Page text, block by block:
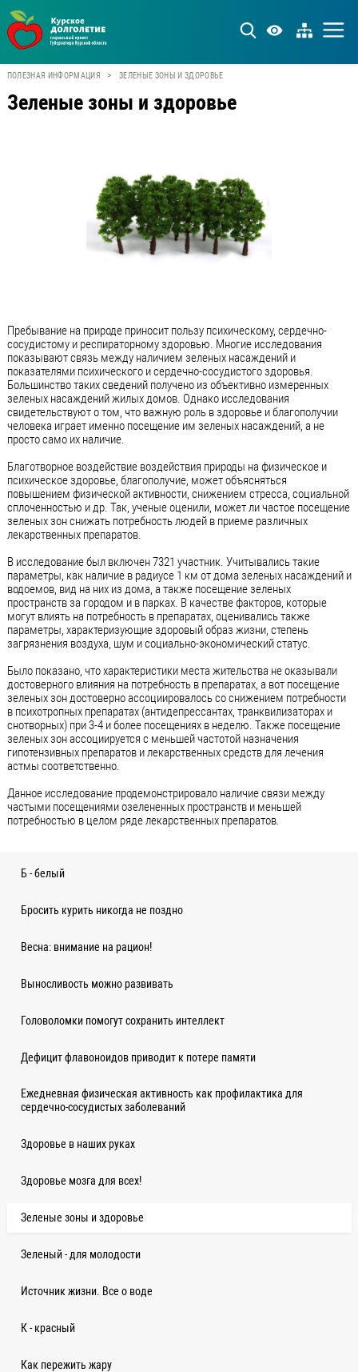
ПОЛЕЗНАЯ ИНФОРМАЦИЯ > ЗЕЛЕНЫЕ ЗОНЫ И ЗДОРОВЬЕ
Б - белый
Бросить курить никогда не поздно
Весна: внимание на рацион!
Выносливость можно развивать
Головоломки помогут сохранить интеллект
Дефицит флавоноидов приводит к потере памяти
Ежедневная физическая активность как профилактика для
сердечно-сосудистых заболеваний
Здоровье в наших руках
Здоровье мозга для всех!
Зеленые зоны и здоровье
Зеленый - для молодости
Источник жизни. Все о воде
К - красный
Как пережить жару
Зеленые зоны и здоровье
Пребывание на природе приносит пользу психическому, сердечно-
сосудистому и респираторному здоровью. Многие исследования
показывают связь между наличием зеленых насаждений и
показателями психического и сердечно-сосудистого здоровья.
Большинство таких сведений получено из объективно измеренных
зеленых насаждений жилых домов. Однако исследования
свидетельствуют о том, что важную роль в здоровье и благополучии
человека играет именно посещение им зеленых насаждений, а не
просто само их наличие.
Благотворное воздействие воздействия природы на физическое и
психическое здоровье, благополучие, может объясняться
повышением физической активности, снижением стресса, социальной
сплоченностью и др. Так, ученые оценили, может ли частое посещение
зеленых зон снижать потребность людей в приеме различных
лекарственных препаратов.
В исследование был включен 7321 участник. Учитывались такие
параметры, как наличие в радиусе 1 км от дома зеленых насаждений и
водоемов, вид на них из дома, а также посещение зеленых
пространств за городом и в парках. В качестве факторов, которые
могут влиять на потребность в препаратах, оценивались также
параметры, характеризующие здоровый образ жизни, степень
загрязнения воздуха, шум и социально-экономический статус.
Было показано, что характеристики места жительства не оказывали
достоверного влияния на потребность в препаратах, а вот посещение
зеленых зон достоверно ассоциировалось со снижением потребности
в психотропных препаратах (антидепрессантах, транквилизаторах и
снотворных) при 3-4 и более посещениях в неделю. Также посещение
зеленых зон ассоциируется с меньшей частотой назначения
гипотензивных препаратов и лекарственных средств для лечения
астмы соответственно.
Данное исследование продемонстрировало наличие связи между
частыми посещениями озелененных пространств и меньшей
потребностью в целом ряде лекарственных препаратов.